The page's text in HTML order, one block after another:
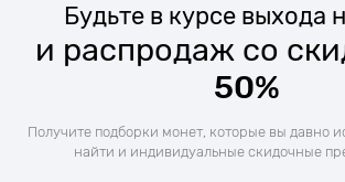
Будьте в курсе выхода
и распродаж со
50%
Получите подборки монет, которые вы давно
найти и индивидуальные скидочные